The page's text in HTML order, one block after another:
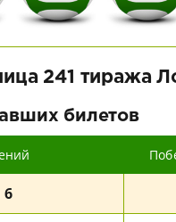
241 тиража
билетов
6